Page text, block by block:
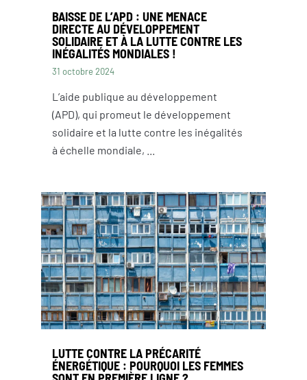
BAISSE DE L’APD : UNE MENACE
DIRECTE AU DÉVELOPPEMENT
SOLIDAIRE ET À LA LUTTE CONTRE LES
INÉGALITÉS MONDIALES !
31 octobre 2024
L’aide publique au développement
(APD), qui promeut le développement
solidaire et la lutte contre les inégalités
à échelle mondiale, ...
LUTTE CONTRE LA PRÉCARITÉ
ÉNERGÉTIQUE : POURQUOI LES FEMMES